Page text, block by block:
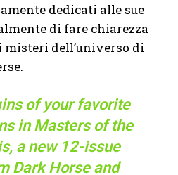
dedicati alle sue
di fare chiarezza
misteri dell’universo di
of your favorite
in Masters of the
a new 12-issue
Dark Horse and